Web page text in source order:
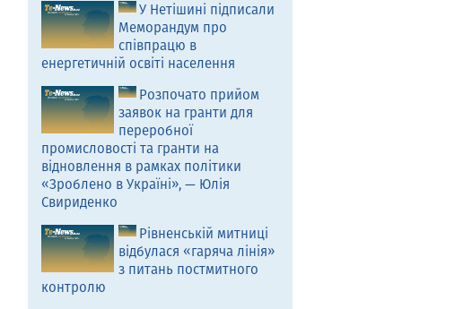
У Нетішині підписали
Меморандум про
співпрацю в
енергетичній освіті населення
Розпочато прийом
заявок на гранти для
переробної
промисловості та гранти на
відновлення в рамках політики
«Зроблено в Україні», — Юлія
Свириденко
Рівненській митниці
відбулася «гаряча лінія»
з питань постмитного
контролю